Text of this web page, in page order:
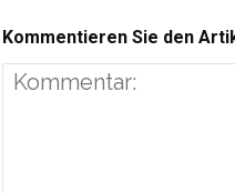
Kommentieren Sie den